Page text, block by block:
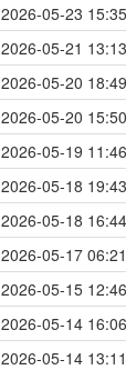
2026-05-23 15:35
2026-05-21 13:13
2026-05-20 18:49
2026-05-20 15:50
2026-05-19 11:46
2026-05-18 19:43
2026-05-18 16:44
2026-05-17 06:21
2026-05-15 12:46
2026-05-14 16:06
2026-05-14 13:11